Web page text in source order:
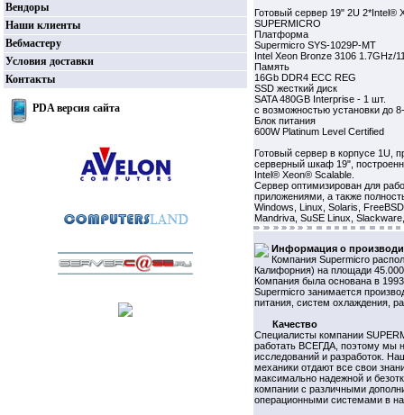
Вендоры
Наши клиенты
Вебмастеру
Условия доставки
Контакты
PDA версия сайта
Готовый сервер 19" 2U 2*Intel®
SUPERMICRO
Платформа
Supermicro SYS-1029P-MT
Intel Xeon Bronze 3106 1.7GHz/
Память
16Gb DDR4 ECC REG
SSD жесткий диск
SATA 480GB Interprise - 1 шт.
с возможностью установки до
Блок питания
600W Platinum Level Certified
Готовый сервер в корпусе 1U,
cерверный шкаф 19",
Intel® Xeon® Scalable.
Сервер оптимизирован для
приложениями, а также
Windows, Linux, Solaris,
Mandriva, SuSE Linux,
Информация о
Компания Supermicro
Калифорния) на площади
Компания была основана в 1993
Supermicro занимается
питания, систем охлаждения,
Качество
Специалисты компании
работать ВСЕГДА, поэтому мы
исследований и разработок.
механики отдают все свои
максимально надежной и
компании с различными
операционными системами в